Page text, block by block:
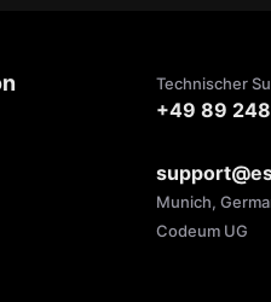
Technischer
+49 89
Munich,
Codeum UG